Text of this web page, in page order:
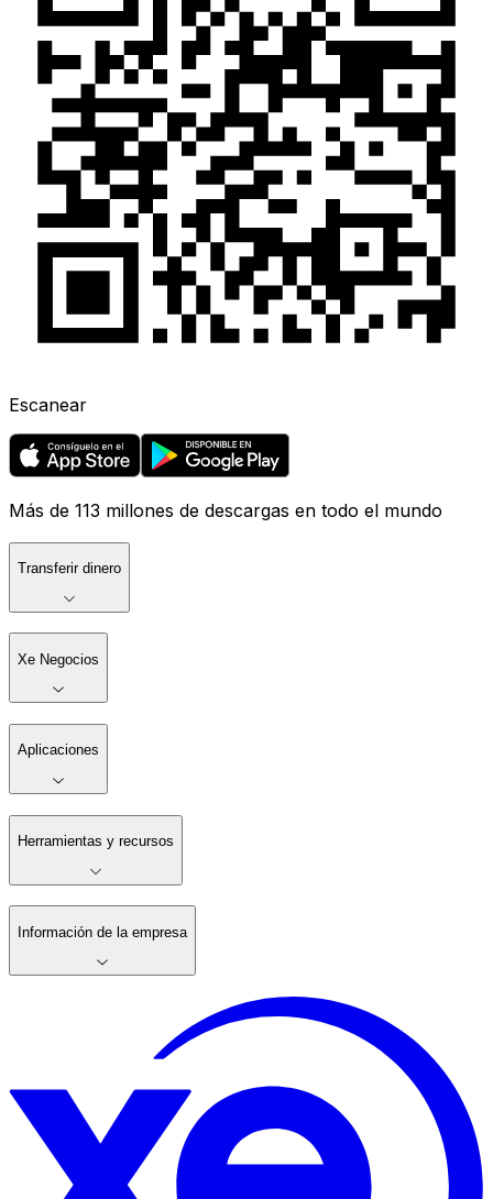
Escanear
Más de 113 millones de descargas en todo el mundo
Transferir dinero
Xe Negocios
Aplicaciones
Herramientas y recursos
Información de la empresa